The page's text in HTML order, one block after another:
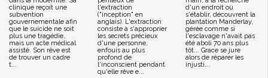
clinique reçoit une
subvention
gouvernementale afin
que le suicide ne soit
plus une tragédie,
mais un acte médical
assisté. Son rêve est
de trouver un cadre
t...
l'extraction
("inception" en
anglais). L'extraction
consiste à s'approprier
les secrets précieux
d'une personne,
enfouis au plus
profond de
l'inconscient pendant
qu'elle rêve e...
d'un endroit où
s'établir, découvrent la
plantation Manderlay,
gérée comme si
l'esclavage n'avait pas
été aboli 70 ans plus
tôt... Grace se jure
alors de réparer les
injusti...